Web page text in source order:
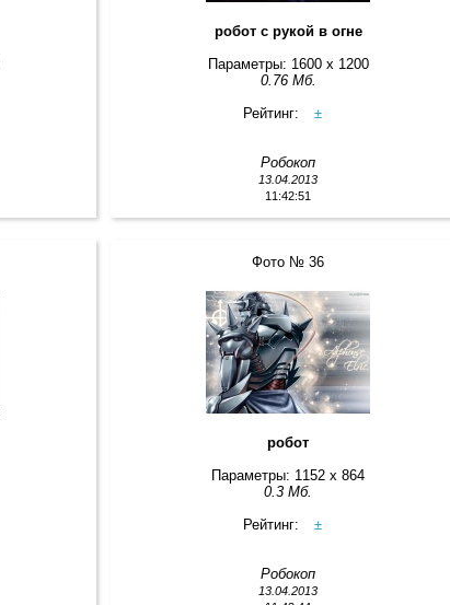
робот с рукой в огне
Параметры: 1600 x 1200
0.76 Мб.
Рейтинг:
±
Робокоп
13.04.2013
11:42:51
Фото № 36
робот
Параметры: 1152 x 864
0.3 Мб.
Рейтинг:
±
Робокоп
13.04.2013